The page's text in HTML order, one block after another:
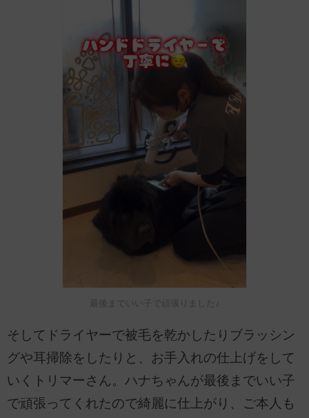
最後までいい子で頑張りました♪
そしてドライヤーで被毛を乾かしたりブラッシン
グや耳掃除をしたりと、お手入れの仕上げをして
いくトリマーさん。ハナちゃんが最後までいい子
で頑張ってくれたので綺麗に仕上がり、ご本人も